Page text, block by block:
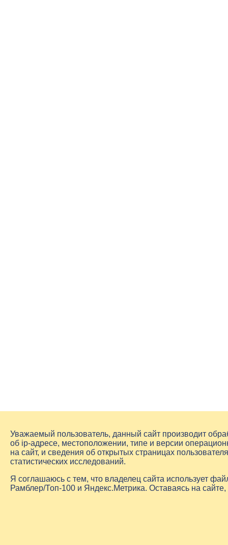
Уважаемый пользователь, данный сайт производит
об ip-адресе, местоположении, типе и версии
на сайт, и сведения об открытых страницах
статистических исследований.
Я соглашаюсь с тем, что владелец сайта использует
Рамблер/Топ-100 и Яндекс.Метрика. Оставаясь на